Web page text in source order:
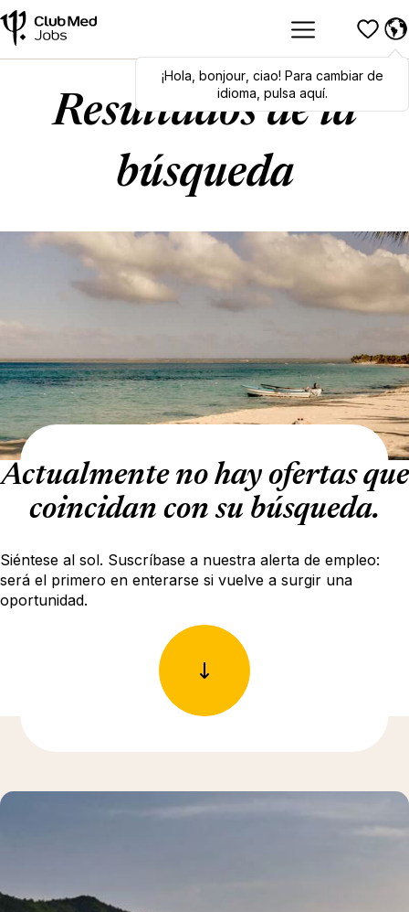
Hola,bonjour,ciao! To switch
languages, click here!
¡Hola bonjour, ciao! Para cambiar de
idioma, pulsa aquí.
Resultados de la
búsqueda
Actualmente no hay ofertas que
coincidan con su búsqueda.
Siéntese al sol. Suscríbase a nuestra alerta de empleo:
será el primero en enterarse si vuelve a surgir una
oportunidad.